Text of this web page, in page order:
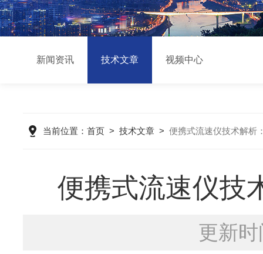
新闻资讯 技术文章 视频中心
当前位置： 首页 > 技术文章 > 便携式流速仪技术解析
便携式流速仪技
更新